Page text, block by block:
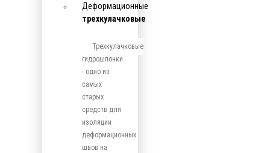
Деформационные
трехкулачковые
Трехкулачковые
гидрошпонки
- одно из
самых
старых
средств для
изоляции
деформационных
швов на